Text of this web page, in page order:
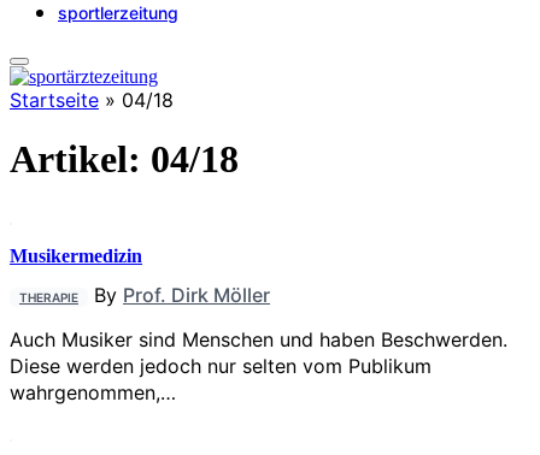
sportlerzeitung
Startseite » 04/18
Artikel: 04/18
Musikermedizin
THERAPIE By Prof. Dirk Möller
Auch Musiker sind Menschen und haben Beschwerden.
Diese werden jedoch nur selten vom Publikum
wahrgenommen,…